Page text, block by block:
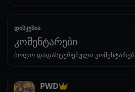
დისკუსია
კომენტარები
ბოლო დადასტურებული
PWD